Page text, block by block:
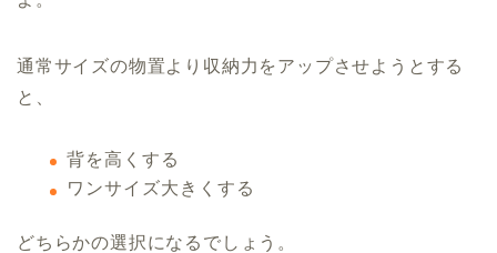
通常サイズの物置より収納力をアップさせようとする
と、
背を高くする
ワンサイズ大きくする
どちらかの選択になるでしょう。